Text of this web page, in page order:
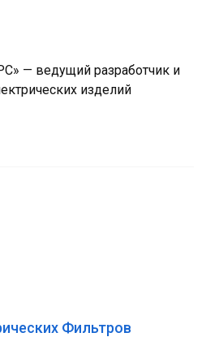
— ведущий разработчик и
изделий
Фильтров